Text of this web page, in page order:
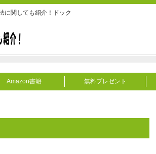
に関しても紹介！ドック
Amazon書籍 無料プレゼント